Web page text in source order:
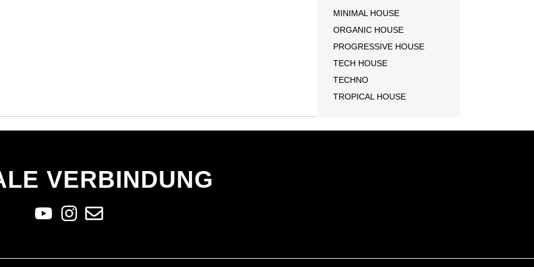
MINIMAL HOUSE
ORGANIC HOUSE
PROGRESSIVE HOUSE
TECH HOUSE
TECHNO
TROPICAL HOUSE
VERBINDUNG